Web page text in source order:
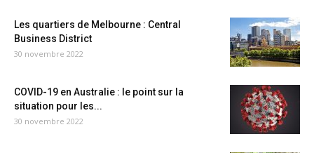
Les quartiers de Melbourne : Central
Business District
30 novembre 2022
COVID-19 en Australie : le point sur la
situation pour les...
30 novembre 2022